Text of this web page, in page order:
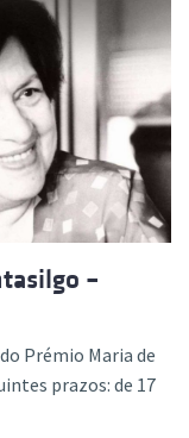
–
Prémio Maria de
prazos: de 17